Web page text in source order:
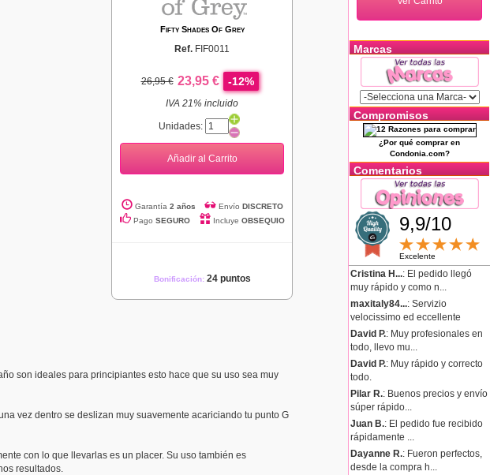
Fifty Shades Of Grey
Ref. FIF0011
26,95 € 23,95 € -12%
IVA 21% incluido
Unidades:
Añadir al Carrito
Garantía 2 años Envío DISCRETO
Pago SEGURO Incluye OBSEQUIO
Bonificación: 24 puntos
son ideales para principiantes esto hace que su uso sea muy
vez dentro se deslizan muy suavemente acariciando tu punto G
con lo que llevarlas es un placer. Su uso también es
resultados.
Marcas
Compromisos
¿Por qué comprar en
Condonia.com?
Comentarios
9,9/10
Excelente
Cristina H...: El pedido llegó
muy rápido y como n...
maxitaly84...: Servizio
velocissimo ed eccellente
David P.: Muy profesionales en
todo, llevo mu...
David P.: Muy rápido y correcto
todo.
Pilar R.: Buenos precios y envío
súper rápido...
Juan B.: El pedido fue recibido
rápidamente ...
Dayanne R.: Fueron perfectos,
desde la compra h...